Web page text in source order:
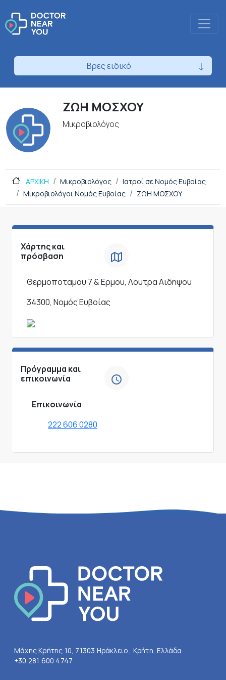
Βρες ειδικό
ΖΩΗ ΜΟΣΧΟΥ
Μικροβιολόγος
ΑΡΧΙΚΗ Μικροβιολόγος
Ιατροί σε Νομός Ευβοίας
Μικροβιολόγοι Νομός Ευβοίας
ΖΩΗ ΜΟΣΧΟΥ
Χάρτης και
πρόσβαση
Θερμοποταμου 7 & Ερμου, Λουτρα Αιδηψου
34300, Νομός Ευβοίας
Πρόγραμμα και
επικοινωνία
Επικοινωνία
222 606 0280
Μάχης Κρήτης 10, 71303 Ηράκλειο , Κρήτη, Ελλάδα
+30 281 600 4747